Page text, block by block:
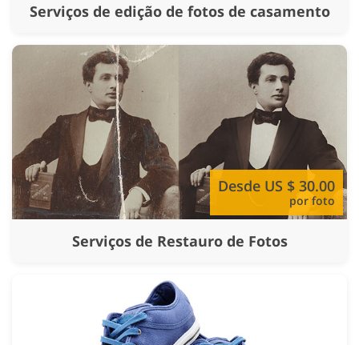
Serviços de edição de fotos de casamento
Desde US $ 30.00
por foto
Serviços de Restauro de Fotos